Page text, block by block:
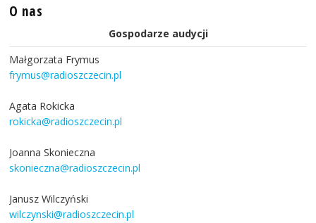
O nas
Gospodarze audycji
Małgorzata Frymus
frymus@radioszczecin.pl
Agata Rokicka
rokicka@radioszczecin.pl
Joanna Skonieczna
skonieczna@radioszczecin.pl
Janusz Wilczyński
wilczynski@radioszczecin.pl